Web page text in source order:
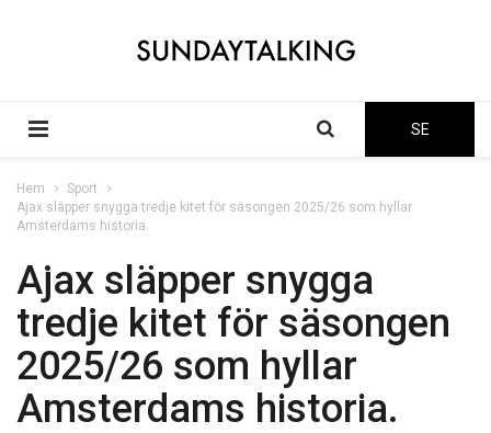
SE
Hem
Sport
Ajax släpper snygga tredje kitet för säsongen 2025/26 som hyllar
Amsterdams historia.
Ajax släpper snygga
tredje kitet för säsongen
2025/26 som hyllar
Amsterdams historia.